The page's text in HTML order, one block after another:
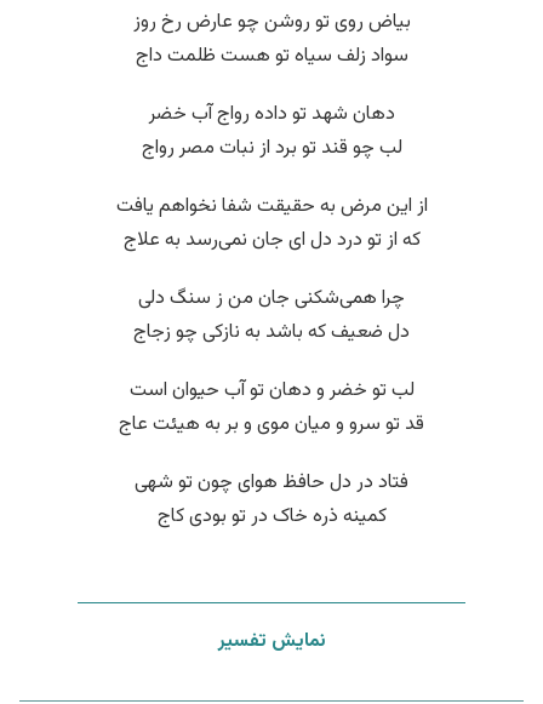
بیاض روی تو روشن چو عارض رخ روز
سواد زلف سیاه تو هست ظلمت داج
دهان شهد تو داده رواج آب خضر
لب چو قند تو برد از نبات مصر رواج
از این مرض به حقیقت شفا نخواهم یافت
که از تو درد دل ای جان نمی‌رسد به علاج
چرا همی‌شکنی جان من ز سنگ دلی
دل ضعیف که باشد به نازکی چو زجاج
لب تو خضر و دهان تو آب حیوان است
قد تو سرو و میان موی و بر به هیئت عاج
فتاد در دل حافظ هوای چون تو شهی
کمینه ذره خاک در تو بودی کاج
نمایش تفسیر